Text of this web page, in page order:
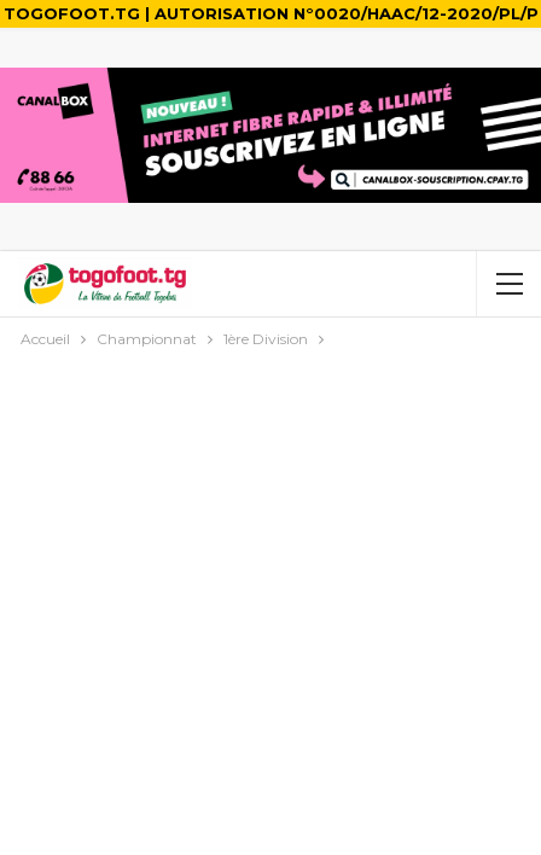
TOGOFOOT.TG | AUTORISATION N°0020/HAAC/12-2020/PL/P
Accueil Championnat 1ère Division